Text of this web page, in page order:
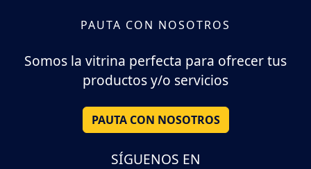
PAUTA CON NOSOTROS
Somos la vitrina perfecta para ofrecer tus
productos y/o servicios
PAUTA CON NOSOTROS
SÍGUENOS EN